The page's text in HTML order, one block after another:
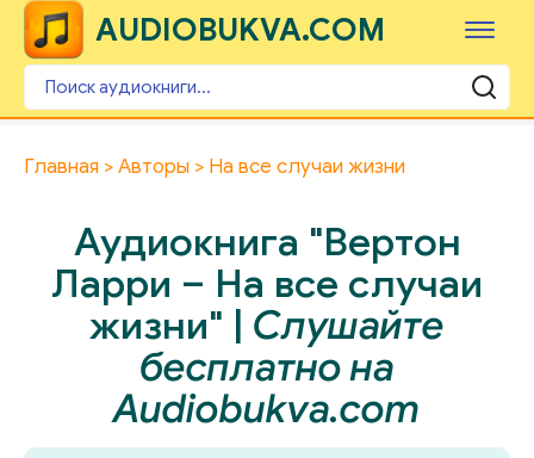
AUDIOBUKVA.COM
Главная Авторы На все случаи жизни
Аудиокнига "Вертон
Ларри – На все случаи
жизни" | Слушайте
бесплатно на
Audiobukva.com